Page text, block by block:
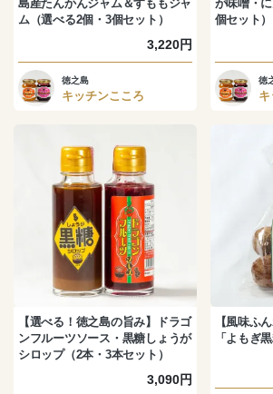
島産たんかんジャム＆すももジャ
ム（選べる2個・3個セット）
3,220円
徳之島
キッチンこころ
が味噌・
個セット）
徳
【選べる！徳之島の旨み】ドラゴ
ンフルーツソース・黒糖しょうが
シロップ（2本・3本セット）
3,090円
【風味ふ
「よもぎ